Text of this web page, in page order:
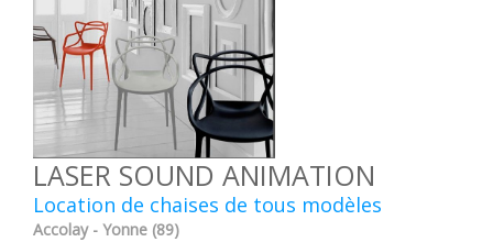
LASER SOUND ANIMATION
Location de chaises de tous modèles
Accolay - Yonne (89)